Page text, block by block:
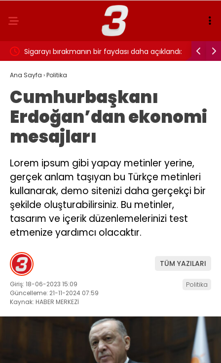
Sigarayı bırakmanın bir faydası daha açıklandı:
Beyin sağlığı için 7 yıl detayı dikkat çekti
Ana Sayfa ›Politika
Cumhurbaşkanı
Erdoğan’dan ekonomi
mesajları
Lorem ipsum gibi yapay metinler yerine,
gerçek anlam taşıyan bu Türkçe metinleri
kullanarak, demo sitenizi daha gerçekçi bir
şekilde oluşturabilirsiniz. Bu metinler,
tasarım ve içerik düzenlemelerinizi test
etmenize yardımcı olacaktır.
TÜM YAZILARI
Giriş: 18-06-2023 15:09
Güncelleme: 21-11-2024 07:59
Kaynak: HABER MERKEZİ
Politika